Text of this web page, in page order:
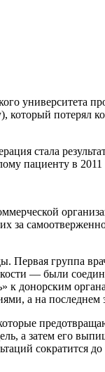
университета
потерял
стала
пациенту в
за
Первая группа
— были
к донорским
а на
а затем его
сократится